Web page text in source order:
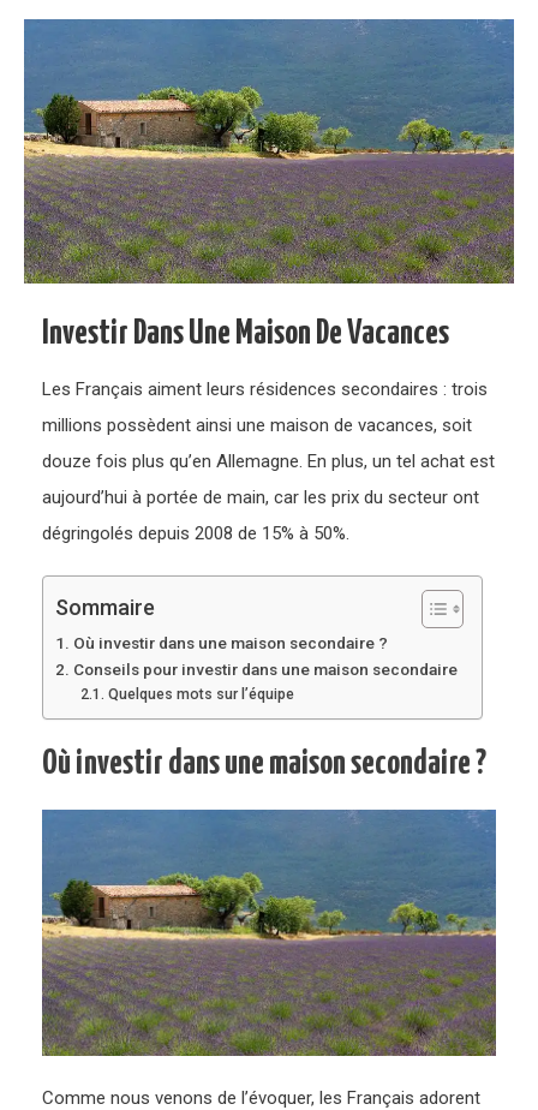
Investir Dans Une Maison De Vacances
Les Français aiment leurs résidences secondaires : trois
millions possèdent ainsi une maison de vacances, soit
douze fois plus qu’en Allemagne. En plus, un tel achat est
aujourd’hui à portée de main, car les prix du secteur ont
dégringolés depuis 2008 de 15% à 50%.
Sommaire
Où investir dans une maison secondaire ?
Conseils pour investir dans une maison secondaire
Quelques mots sur l’équipe
Où investir dans une maison secondaire ?
Comme nous venons de l’évoquer, les Français adorent